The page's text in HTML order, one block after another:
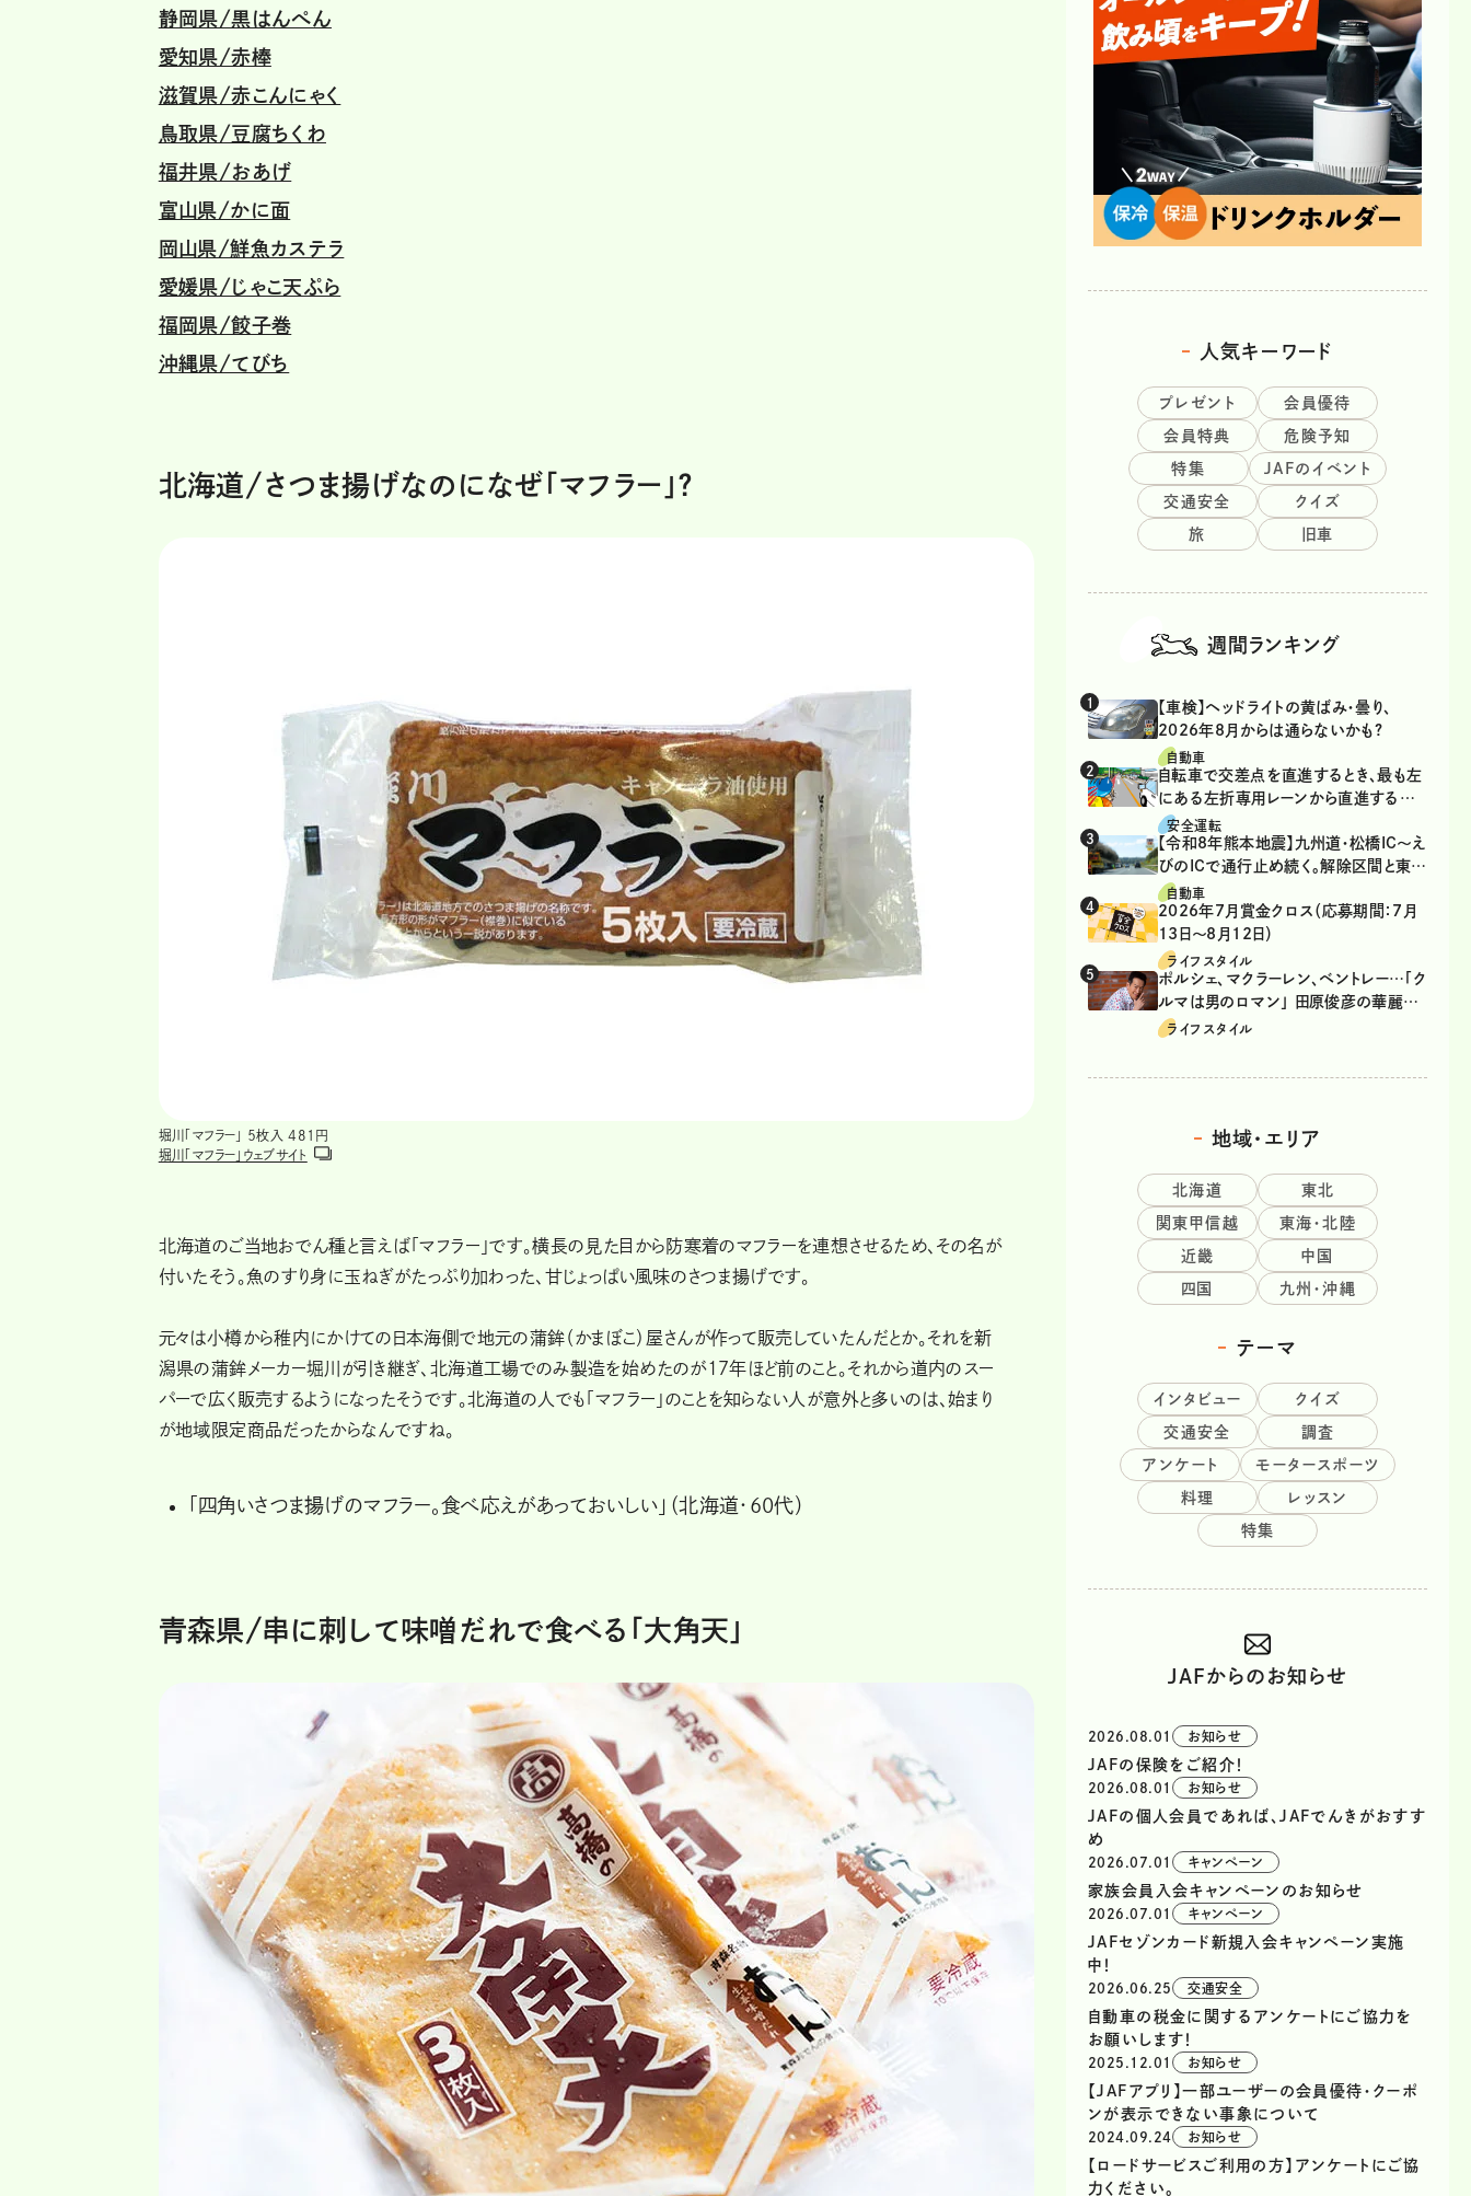
静岡県/黒はんぺん
愛知県/赤棒
滋賀県/赤こんにゃく
鳥取県/豆腐ちくわ
福井県/おあげ
富山県/かに面
岡山県/鮮魚カステラ
愛媛県/じゃこ天ぷら
福岡県/餃子巻
沖縄県/てびち
北海道/さつま揚げなのになぜ「マフラー」？
堀川「マフラー」 ５枚入 481円
堀川「マフラー」ウェブサイト
北海道のご当地おでん種と言えば「マフラー」です。横長の見た目から防寒着のマフラーを連想させるため、その名が
付いたそう。魚のすり身に玉ねぎがたっぷり加わった、甘じょっぱい風味のさつま揚げです。
元々は小樽から稚内にかけての日本海側で地元の蒲鉾（かまぼこ）屋さんが作って販売していたんだとか。それを新
潟県の蒲鉾メーカー堀川が引き継ぎ、北海道工場でのみ製造を始めたのが17年ほど前のこと。それから道内のスー
パーで広く販売するようになったそうです。北海道の人でも「マフラー」のことを知らない人が意外と多いのは、始まり
が地域限定商品だったからなんですね。
「四角いさつま揚げのマフラー。食べ応えがあっておいしい」（北海道・60代）
青森県/串に刺して味噌だれで食べる「大角天」
人気キーワード
プレゼント 会員優待
会員特典 危険予知
特集 JAFのイベント
交通安全 クイズ
旅 旧車
週間ランキング
【車検】ヘッドライトの黄ばみ・曇り、
2026年8月からは通らないかも?
自動車
自転車で交差点を直進するとき、最も左
にある左折専用レーンから直進するの
は、違反？
安全運転
【令和8年熊本地震】九州道・松橋IC～え
びのICで通行止め続く。解除区間と東九
州道の迂回ルート
自動車
2026年7月賞金クロス（応募期間：7月
13日～8月12日）
ライフスタイル
ポルシェ、マクラーレン、ベントレー…「ク
ルマは男のロマン」 田原俊彦の華麗な
る愛車遍歴
ライフスタイル
地域・エリア
北海道 東北
関東甲信越 東海・北陸
近畿 中国
四国 九州・沖縄
テーマ
インタビュー クイズ
交通安全 調査
アンケート モータースポーツ
料理 レッスン
特集
JAFからのお知らせ
2026.08.01 お知らせ
JAFの保険をご紹介！
2026.08.01 お知らせ
JAFの個人会員であれば、JAFでんきがおすす
め
2026.07.01 キャンペーン
家族会員入会キャンペーンのお知らせ
2026.07.01 キャンペーン
JAFセゾンカード新規入会キャンペーン実施
中！
2026.06.25 交通安全
自動車の税金に関するアンケートにご協力を
お願いします！
2025.12.01 お知らせ
【JAFアプリ】一部ユーザーの会員優待・クーポ
ンが表示できない事象について
2024.09.24 お知らせ
【ロードサービスご利用の方】アンケートにご協
力ください。